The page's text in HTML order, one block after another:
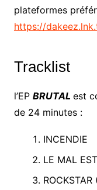
plateformes
https://
Tracklist
l’EP BRUTAL est
de 24 minutes :
INCENDIE
LE MAL
ROCKSTAR